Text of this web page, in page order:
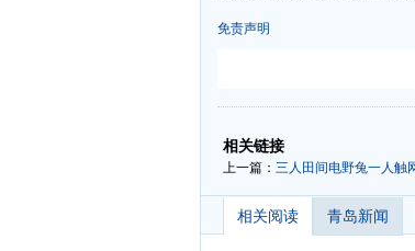
免责声明
-
相关链接
上一篇： 三人田间电野兔一人触
相关阅读 青岛新闻